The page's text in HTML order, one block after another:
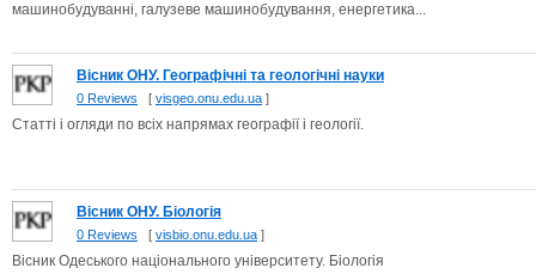
машинобудуванні, галузеве машинобудування, енергетика...
Вісник ОНУ. Географічні та геологічні науки
0 Reviews [ visgeo.onu.edu.ua ]
Статті і огляди по всіх напрямах географії і геології.
Вісник ОНУ. Біологія
0 Reviews [ visbio.onu.edu.ua ]
Вісник Одеського національного університету. Біологія